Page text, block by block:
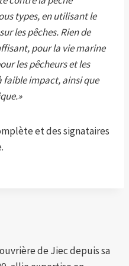
types, en utilisant le
les pêches. Rien de
pour la vie marine
les pêcheurs et les
faible impact, ainsi que
»
et des signataires
de Jiec depuis sa